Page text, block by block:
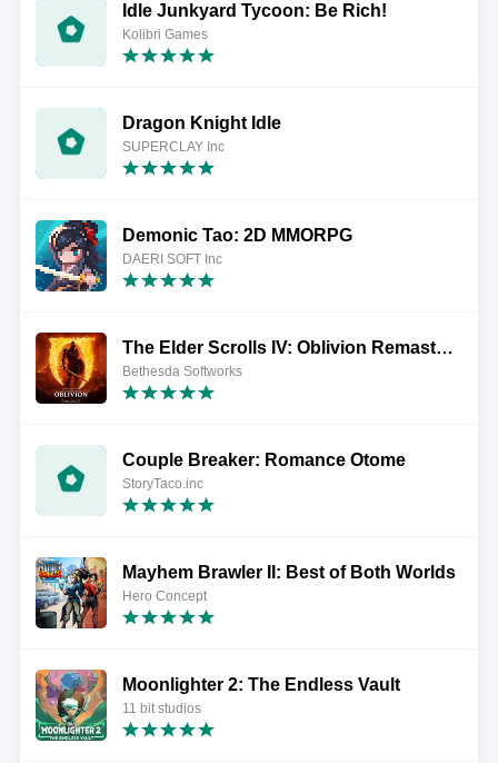
Idle Junkyard Tycoon: Be Rich!
Kolibri Games
Dragon Knight Idle
SUPERCLAY Inc
Demonic Tao: 2D MMORPG
DAERI SOFT Inc
The Elder Scrolls IV: Oblivion Remastered
Bethesda Softworks
Couple Breaker: Romance Otome
StoryTaco.inc
Mayhem Brawler II: Best of Both Worlds
Hero Concept
Moonlighter 2: The Endless Vault
11 bit studios